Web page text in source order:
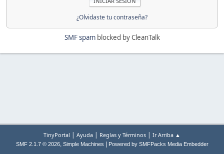
¿Olvidaste tu contraseña?
SMF spamblocked by CleanTalk
TinyPortal | Ayuda | Reglas y Términos | Ir Arriba ▲
SMF 2.1.7 © 2026, Simple Machines Powered by SMFPacks Media Embedder